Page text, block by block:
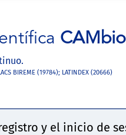
BIREME (19784); LATINDEX (20666)
y el inicio de